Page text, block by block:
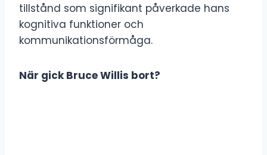
tillstånd som signifikant påverkade hans
kognitiva funktioner och
kommunikationsförmåga.
När gick Bruce Willis bort?